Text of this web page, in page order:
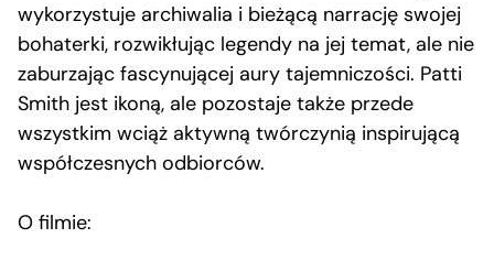
wykorzystuje archiwalia i bieżącą narrację swojej
bohaterki, rozwikłując legendy na jej temat, ale nie
zaburzając fascynującej aury tajemniczości. Patti
Smith jest ikoną, ale pozostaje także przede
wszystkim wciąż aktywną twórczynią inspirującą
współczesnych odbiorców.
O filmie: